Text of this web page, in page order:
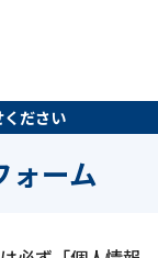
ォーム
ださい